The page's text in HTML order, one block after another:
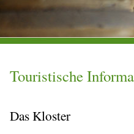
Touristische
Das Kloster